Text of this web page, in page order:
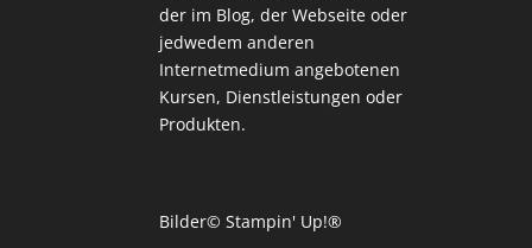
der im Blog, der Webseite oder
jedwedem anderen
Internetmedium angebotenen
Kursen, Dienstleistungen oder
Produkten.
Bilder© Stampin' Up!®